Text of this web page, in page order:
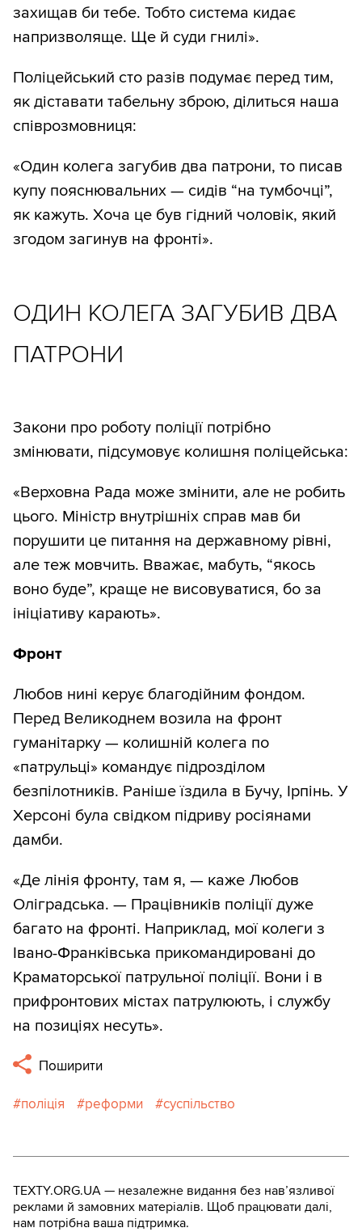
захищав би тебе. Тобто система кидає
напризволяще. Ще й суди гнилі».
Поліцейський сто разів подумає перед тим,
як діставати табельну зброю, ділиться наша
співрозмовниця:
«Один колега загубив два патрони, то писав
купу пояснювальних — сидів “на тумбочці”,
як кажуть. Хоча це був гідний чоловік, який
згодом загинув на фронті».
ОДИН КОЛЕГА ЗАГУБИВ ДВА
ПАТРОНИ
Закони про роботу поліції потрібно
змінювати, підсумовує колишня поліцейська:
«Верховна Рада може змінити, але не робить
цього. Міністр внутрішніх справ мав би
порушити це питання на державному рівні,
але теж мовчить. Вважає, мабуть, “якось
воно буде”, краще не висовуватися, бо за
ініціативу карають».
Фронт
Любов нині керує благодійним фондом.
Перед Великоднем возила на фронт
гуманітарку — колишній колега по
«патрульці» командує підрозділом
безпілотників. Раніше їздила в Бучу, Ірпінь. У
Херсоні була свідком підриву росіянами
дамби.
«Де лінія фронту, там я, — каже Любов
Оліградська. — Працівників поліції дуже
багато на фронті. Наприклад, мої колеги з
Івано-Франківська прикомандировані до
Краматорської патрульної поліції. Вони і в
прифронтових містах патрулюють, і службу
на позиціях несуть».
Поширити
поліція реформи суспільство
TEXTY.ORG.UA — незалежне видання без навʼязливої
реклами й замовних матеріалів. Щоб працювати далі,
нам потрібна ваша підтримка.